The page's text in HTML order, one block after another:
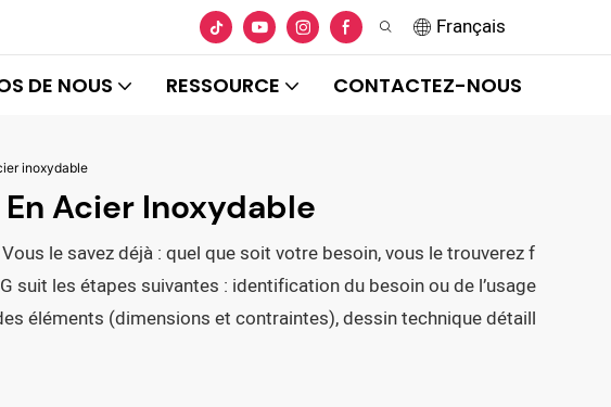
Français
DE NOUS RESSOURCE CONTACTEZ-NOUS
inoxydable
Acier Inoxydable
le savez déjà : quel que soit votre besoin, vous le trouverez f
suit les étapes suivantes : identification du besoin ou de l’usage
éléments (dimensions et contraintes), dessin technique détaill